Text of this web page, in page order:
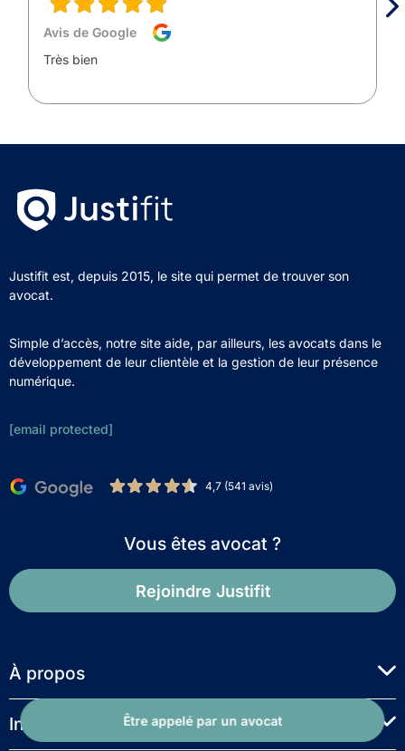
Être appelé par un avocat
Avis de Google
Très bien
Justifit est, depuis 2015, le site qui permet de trouver son
avocat.
Simple d’accès, notre site aide, par ailleurs, les avocats dans le
développement de leur clientèle et la gestion de leur présence
numérique.
[email protected]
4,7 (541 avis)
Vous êtes avocat ?
Rejoindre Justifit
À propos
Informations